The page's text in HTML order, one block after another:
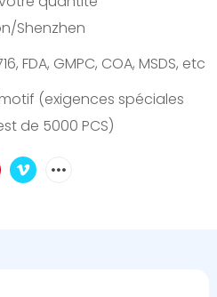
Shenzhen
FDA, GMPC, COA, MSDS, etc
(exigences spéciales
de 5000 PCS)